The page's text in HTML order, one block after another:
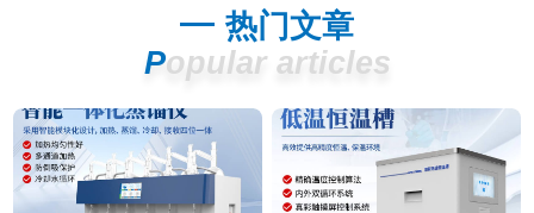
热门文章
Popular articles